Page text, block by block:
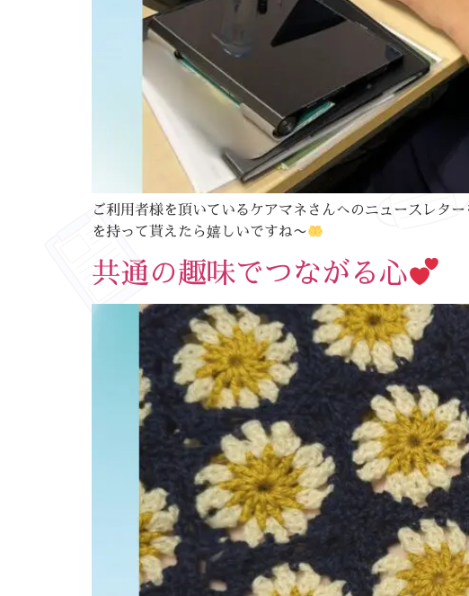
ご利用者様を頂いているケアマネさんへのニュースレタ
を持って貰えたら嬉しいですね〜
共通の趣味でつながる心